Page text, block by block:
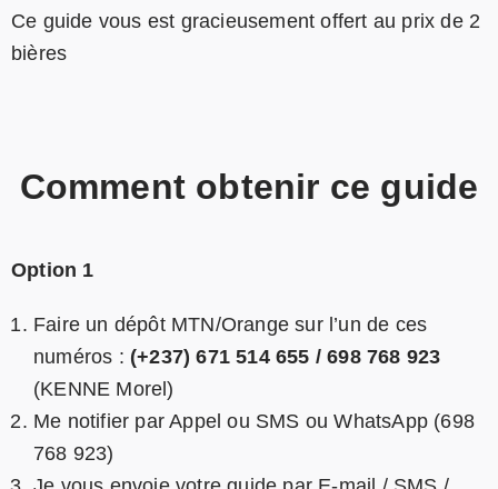
Ce guide vous est gracieusement offert au prix de 2
bières
Comment obtenir ce guide
Option 1
Faire un dépôt MTN/Orange sur l’un de ces
numéros : (+237) 671 514 655 / 698 768 923
(KENNE Morel)
Me notifier par Appel ou SMS ou WhatsApp (698
768 923)